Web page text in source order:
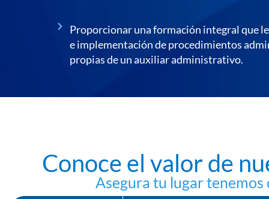
Proporcionar una formación integral que
e implementación de procedimientos
propias de un auxiliar administrativo.
Conoce el valor de
Asegura tu lugar tenemos